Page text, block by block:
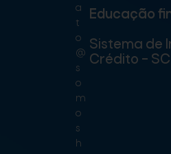
a
t
o
@
s
o
m
o
s
h
Educação
Sistema de
Crédito –